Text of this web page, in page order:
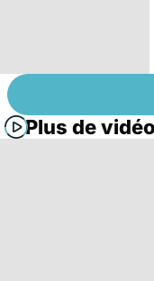
Plus de